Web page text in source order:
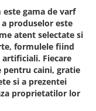
gama de varf
produselor este
atent selectate si
formulele fiind
Fiecare
caini, gratie
si a prezentei
proprietatilor lor